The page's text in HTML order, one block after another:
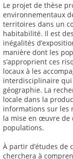
Le projet de thèse
environnementaux
territoires dans un
habitabilité. Il est
inégalités
manière dont les
s’approprient ces
locaux à les
interdisciplinaire qui
géographie. La
locale dans la
informations sur les
la mise en œuvre de
populations.
À partir d’études de
cherchera à